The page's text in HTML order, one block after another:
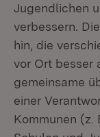
Jugendlichen
verbessern.
hin, die
vor Ort besser
gemeinsame
einer
Kommunen (z.